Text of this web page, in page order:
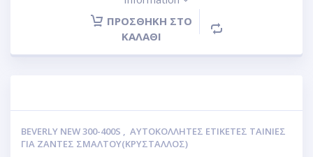
ΠΡΟΣΘΉΚΗ ΣΤΟ
ΚΑΛΆΘΙ
BEVERLY NEW 300-400S , ΑΥΤΟΚΌΛΛΗΤΕΣ ΕΤΙΚΈΤΕΣ ΤΑΙΝΊΕΣ
ΓΙΑ ΖΆΝΤΕΣ ΣΜΆΛΤΟΥ(ΚΡΎΣΤΑΛΛΟΣ)